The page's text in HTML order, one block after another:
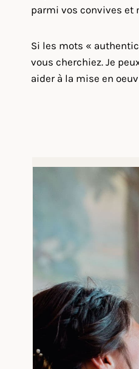
parmi vos convives et
Si les mots «
vous cherchiez. Je
aider à la mise en